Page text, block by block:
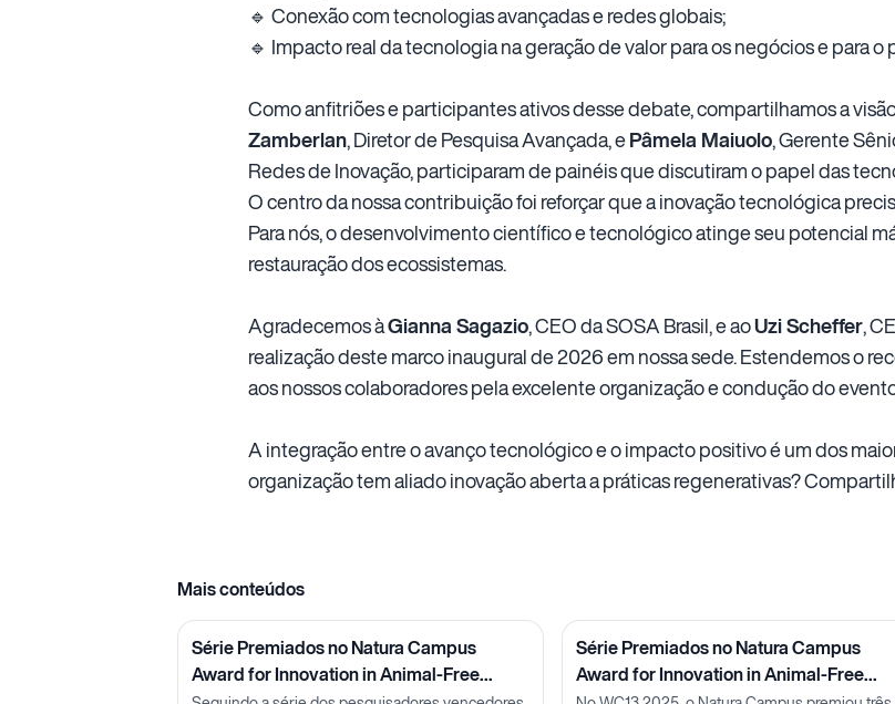
🔹 Conexão com tecnologias avançadas e redes globais;
🔹 Impacto real da tecnologia na geração de valor para os negócios e para o
Como anfitriões e participantes ativos desse debate, compartilhamos a
Zamberlan, Diretor de Pesquisa Avançada, ePâmela Maiuolo, Gerente
Redes de Inovação, participaram de painéis que discutiram o papel das
O centro da nossa contribuição foi reforçar que a inovação tecnológica
Para nós, o desenvolvimento científico e tecnológico atinge seu potencial
restauração dos ecossistemas.
Agradecemos àGianna Sagazio, CEO da SOSA Brasil, e aoUzi Scheffer,
realização deste marco inaugural de 2026 em nossa sede. Estendemos o
aos nossos colaboradores pela excelente organização e condução do
A integração entre o avanço tecnológico e o impacto positivo é um dos
organização tem aliado inovação aberta a práticas regenerativas?
Mais conteúdos
Série Premiados no Natura Campus
Award for Innovation in Animal-Free
Série Premiados no Natura Campus
Award for Innovation in Animal-Free